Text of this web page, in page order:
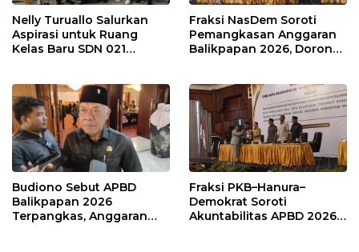
Nelly Turuallo Salurkan
Aspirasi untuk Ruang
Kelas Baru SDN 021
Fraksi NasDem Soroti
Pemangkasan Anggaran
Balikpapan 2026, Dorong
Budiono Sebut APBD
Balikpapan 2026
Terpangkas, Anggaran
Fraksi PKB–Hanura–
Demokrat Soroti
Akuntabilitas APBD 2026